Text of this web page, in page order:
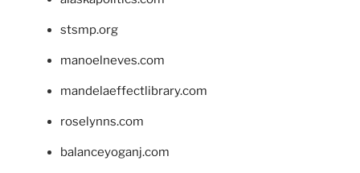
stsmp.org
manoelneves.com
mandelaeffectlibrary.com
roselynns.com
balanceyoganj.com